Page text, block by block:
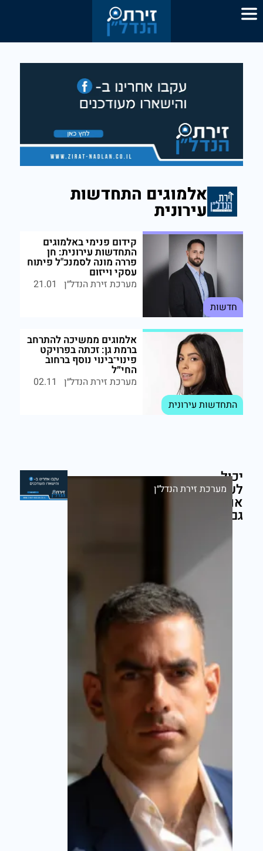
יכול
לעניין
אותך
גם
מערכת זירת הנדל״ן
אלמוגים התחדשות
עירונית
חדשות
קידום פנימי באלמוגים
התחדשות עירונית: חן
פררה מונה לסמנכ"ל פיתוח
עסקי וייזום
מערכת זירת הנדל״ן 21.01
התחדשות עירונית
אלמוגים ממשיכה להתרחב
ברמת גן: זכתה בפרויקט
פינוי־בינוי נוסף ברחוב
החי״ל
מערכת זירת הנדל״ן 02.11